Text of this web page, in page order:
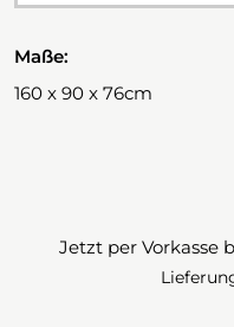
Maße:
160 x 90 x 76cm
Jetzt per Vorkasse